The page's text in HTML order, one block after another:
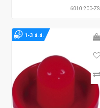
6010.200-ZS
1-3 d.d.